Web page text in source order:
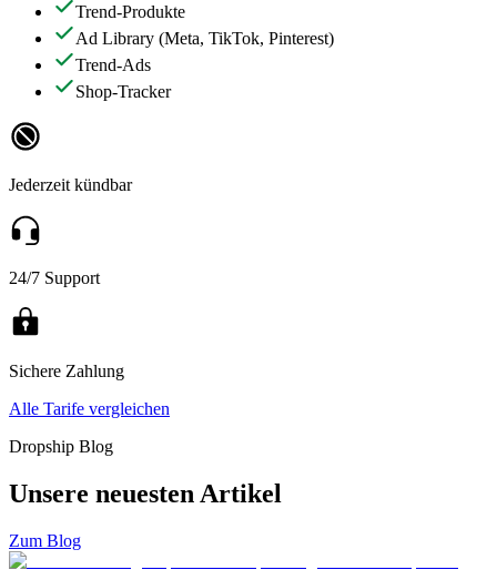
Trend-Produkte
Ad Library (Meta, TikTok, Pinterest)
Trend-Ads
Shop-Tracker
Jederzeit kündbar
24/7 Support
Sichere Zahlung
Alle Tarife vergleichen
Dropship Blog
Unsere neuesten Artikel
Zum Blog